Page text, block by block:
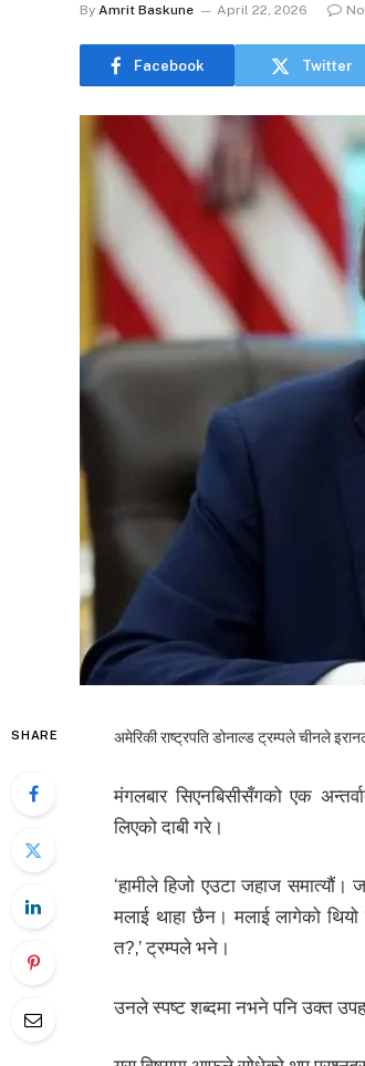
By Amrit Baskune April 22, 2026
Facebook Twitter
SHARE अमेरिकी राष्ट्रपति डोनाल्ड ट्रम्पले चीनले
मंगलबार सिएनबिसीसँगको एक
लिएको दाबी गरे।
‘हामीले हिजो एउटा जहाज
मलाई थाहा छैन। मलाई लागेको
त?,’ ट्रम्पले भने।
उनले स्पष्ट शब्दमा नभने पनि उक्त